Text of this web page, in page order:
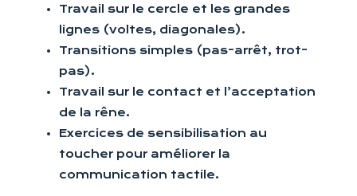
Travail sur le cercle et les grandes
lignes (voltes, diagonales).
Transitions simples (pas-arrêt, trot-
pas).
Travail sur le contact et l’acceptation
de la rêne.
Exercices de sensibilisation au
toucher pour améliorer la
communication tactile.